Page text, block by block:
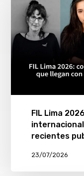
FIL Lima
recientes
23/07/2026